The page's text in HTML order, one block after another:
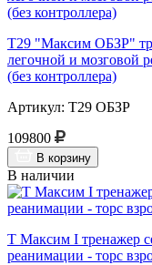
Т29 "Максим ОБЗР"
легочной и мозговой
(без контроллера)
Артикул: Т29 ОБЗР
109800
В корзину
В наличии
Т Максим I тренажер
реанимации - торс